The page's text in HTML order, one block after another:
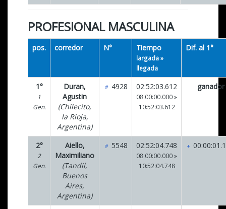
PROFESIONAL MASCULINA
pos. corredor N° Tiempo
largada »
llegada
Dif. al 1°
1°
1
Gen.
Duran,
Agustin
(Chilecito,
la Rioja,
Argentina)
# 4928 02:52:03.612
08:00:00.000 »
10:52:03.612
ganador
2°
2
Gen.
Aiello,
Maximiliano
(Tandil,
Buenos
Aires,
Argentina)
# 5548 02:52:04.748
08:00:00.000 »
10:52:04.748
+